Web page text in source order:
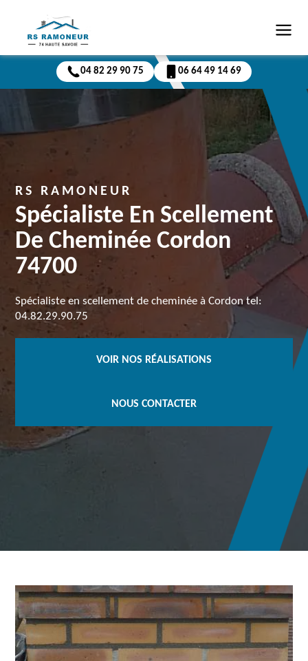
04 82 29 90 75 06 64 49 14 69
RS RAMONEUR
Spécialiste En Scellement
De Cheminée Cordon
74700
Spécialiste en scellement de cheminée à Cordon tel:
04.82.29.90.75
VOIR NOS RÉALISATIONS
NOUS CONTACTER